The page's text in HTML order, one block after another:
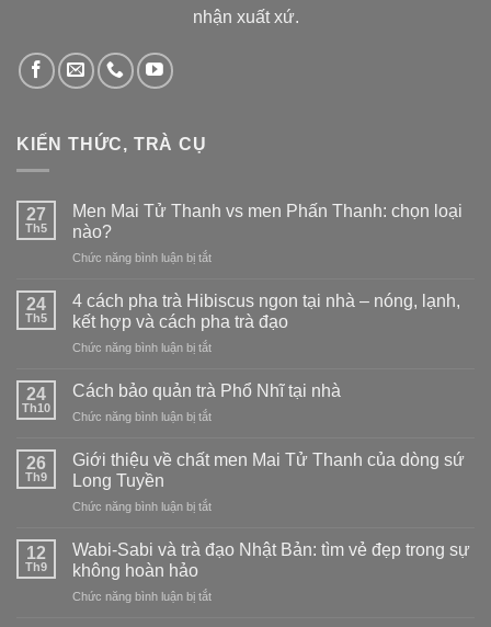
nhận xuất xứ.
KIẾN THỨC, TRÀ CỤ
27
Th5
Men Mai Tử Thanh vs men Phấn Thanh: chọn loại
nào?
Chức năng bình luận bị tắtở
Mai
Tử
Thanh
vs
Phấn
chọn
nào?
24
Th5
4 cách pha trà Hibiscus ngon tại nhà – nóng, lạnh,
kết hợp và cách pha trà đạo
Chức năng bình luận bị tắtở
cách
trà
ngon
–
lạnh,
24
Th10
Cách bảo quản trà Phổ Nhĩ tại nhà
Chức năng bình luận bị tắtở
Phổ
tại
26
Th9
Giới thiệu về chất men Mai Tử Thanh của dòng sứ
Long Tuyền
Chức năng bình luận bị tắtở
thiệu
về
men
12
Th9
Wabi-Sabi và trà đạo Nhật Bản: tìm vẻ đẹp trong sự
không hoàn hảo
Chức năng bình luận bị tắtở